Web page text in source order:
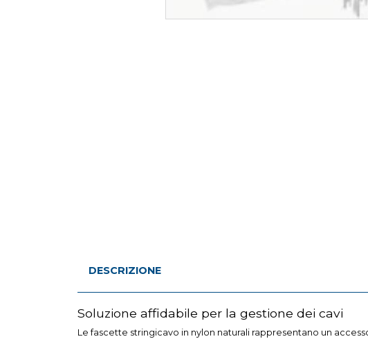
DESCRIZIONE
Soluzione affidabile per la gestione dei cavi
Le fascette stringicavo in nylon naturali rappresentano un